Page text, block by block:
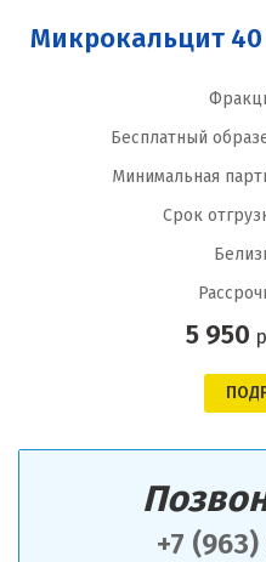
Микрокальцит
Бесплатный
Минимальная
Срок
5 950
+7 (963)